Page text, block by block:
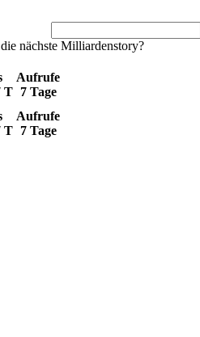
nächste Milliardenstory?
T
Aufrufe
7 Tage
T
Aufrufe
7 Tage